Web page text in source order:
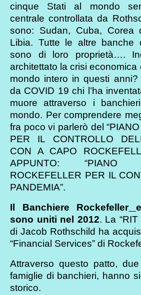
cinque Stati al mondo
centrale controllata da
sono: Sudan, Cuba, Corea
Libia. Tutte le altre banche
sono di loro proprietà….
architettato la crisi economica
mondo intero in questi anni?
da COVID 19 chi l’ha
muore attraverso i
mondo. Per comprendere
fra poco vi parlerò del
PER IL CONTROLLO
CON A CAPO
APPUNTO: “PIANO
ROCKEFELLER PER IL
PANDEMIA”.
Il Banchiere Rockefeller
sono uniti nel 2012. La
di Jacob Rothschild ha
“Financial Services” di
Attraverso questo patto,
famiglie di banchieri, hanno
storico.